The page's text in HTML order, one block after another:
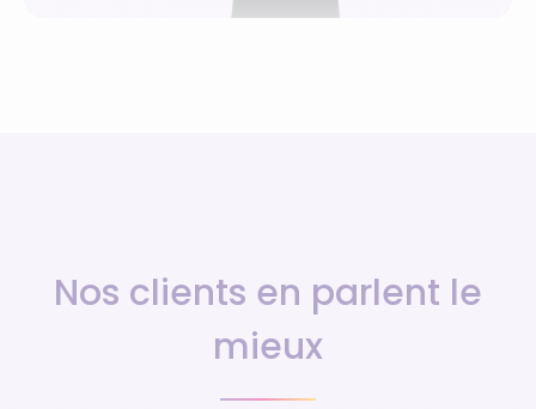
Nos clients en parlent le
mieux